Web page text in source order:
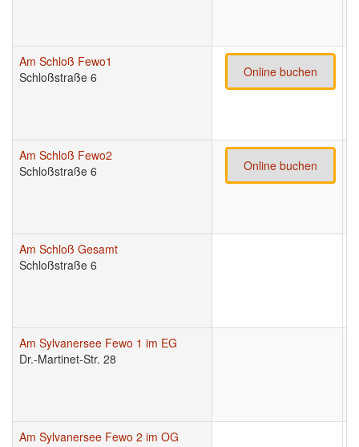
Am Schloß Fewo1
Schloßstraße 6
Online buchen
Am Schloß Fewo2
Schloßstraße 6
Online buchen
Am Schloß Gesamt
Schloßstraße 6
Am Sylvanersee Fewo 1 im EG
Dr.-Martinet-Str. 28
Am Sylvanersee Fewo 2 im OG